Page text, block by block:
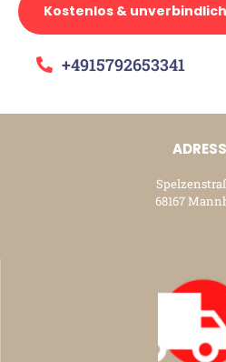
Kostenlos &
+4915792653341
68167